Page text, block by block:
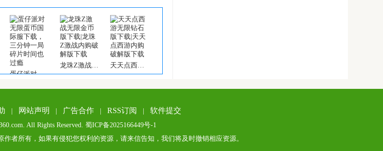
蛋仔派对无限蛋币国际服下载，三分钟一局碎片时间也过瘾
龙珠Z激战无限金币版下载|龙珠Z激战内购破解版下载 天天点西游无限钻石版下载|天天点西游内购破解版下载
网站声明 广告合作 RSS订阅 软件提交
All Rights Reserved. 蜀ICP备2025166449号-1
者所有，如果有侵犯您权利的资源，请来信告知，我们将及时撤销相应资源。